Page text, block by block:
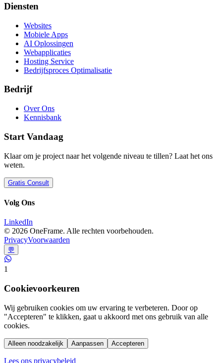
Diensten
Websites
Mobiele Apps
AI Oplossingen
Webapplicaties
Hosting Service
Bedrijfsproces Optimalisatie
Bedrijf
Over Ons
Kennisbank
Start Vandaag
Klaar om je project naar het volgende niveau te tillen? Laat het ons
weten.
Gratis Consult
Volg Ons
LinkedIn
© 2026 OneFrame. Alle rechten voorbehouden.
PrivacyVoorwaarden
💬
1
Cookievoorkeuren
Wij gebruiken cookies om uw ervaring te verbeteren. Door op
"Accepteren" te klikken, gaat u akkoord met ons gebruik van alle
cookies.
Alleen noodzakelijk Aanpassen Accepteren
Lees ons privacybeleid